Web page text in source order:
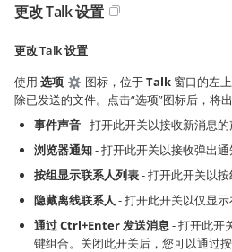
更改 Talk 设置
更改 Talk 设置
使用 选项 图标，位于Talk 窗口的左
除已发送的文件。点击“选项”图标后，将
事件声音- 打开此开关以接收新消息的
浏览器通知- 打开此开关以接收弹出通
按组显示联系人列表- 打开此开关以按
隐藏离线联系人 - 打开此开关以仅显示
通过 Ctrl+Enter 发送消息 - 打开此开
键组合。关闭此开关后，您可以通过按